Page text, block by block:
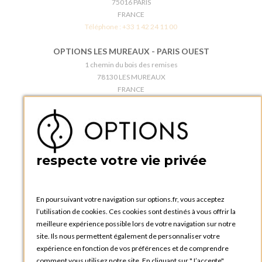
Oui. L’appareil est nettoyé, contrôlé et prêt à l’usage avant départ
(chauffe, robinet, sécurité électrique vérifiés). À réception, il suffit
de remplir d’eau, charger le café, puis lancer le cycle.
75016 PARIS
FRANCE
Téléphone : +33 1 42 24 11 00
OPTIONS LES MUREAUX - PARIS OUEST
1 chemin du bois des remises
78130 LES MUREAUX
FRANCE
BOUTIQUE OPTIONS - PARIS 5E
5 quai de la tournelle
FRANCE
OPTIONS ROUEN
Rue du Clos Tellier
76800 Saint-Etienne-du-Rouvray
FRANCE
Téléphone :+33 2 35 08 38 53
respecte votre vie privée
En poursuivant votre navigation sur options.fr, vous acceptez
l’utilisation de cookies. Ces cookies sont destinés à vous offrir la
meilleure expérience possible lors de votre navigation sur notre
site. Ils nous permettent également de personnaliser votre
expérience en fonction de vos préférences et de comprendre